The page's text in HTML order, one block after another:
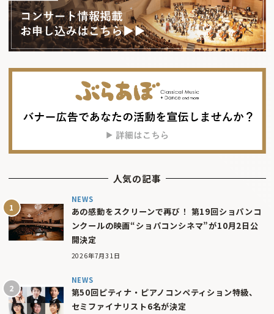
人気の記事
NEWS
あの感動をスクリーンで再び！ 第19回ショパンコ
ンクールの映画“ショパコンシネマ”が10月2日公
開決定
2026年7月31日
NEWS
第50回ピティナ・ピアノコンペティション特級、
セミファイナリスト6名が決定